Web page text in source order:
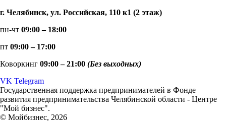
г. Челябинск, ул. Российская, 110 к1 (2 этаж)
пн-чт 09:00 – 18:00
пт 09:00 – 17:00
Коворкинг 09:00 – 21:00 (Без выходных)
VK Telegram
Государственная поддержка предпринимателей в Фонде
развития предпринимательства Челябинской области - Центре
"Мой бизнес".
© Мойбизнес, 2026